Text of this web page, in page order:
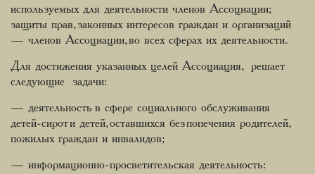
используемых для деятельности членов Ассоциации;
защиты прав, законных интересов граждан и организаций
— членов Ассоциации, во всех сферах их деятельности.
Для достижения указанных целей Ассоциация, решает
следующие задачи:
— деятельность в сфере социального обслуживания
детей-сирот и детей, оставшихся без попечения родителей,
пожилых граждан и инвалидов;
— информационно-просветительская деятельность: